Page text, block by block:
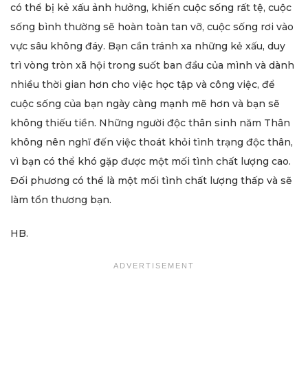
có thể bị kẻ xấu ảnh hưởng, khiến cuộc sống rất tệ, cuộc
sống bình thường sẽ hoàn toàn tan vỡ, cuộc sống rơi vào
vực sâu không đáy. Bạn cần tránh xa những kẻ xấu, duy
trì vòng tròn xã hội trong suốt ban đầu của mình và dành
nhiều thời gian hơn cho việc học tập và công việc, để
cuộc sống của bạn ngày càng mạnh mẽ hơn và bạn sẽ
không thiếu tiền. Những người độc thân sinh năm Thân
không nên nghĩ đến việc thoát khỏi tình trạng độc thân,
vì bạn có thể khó gặp được một mối tình chất lượng cao.
Đối phương có thể là một mối tình chất lượng thấp và sẽ
làm tổn thương bạn.
HB.